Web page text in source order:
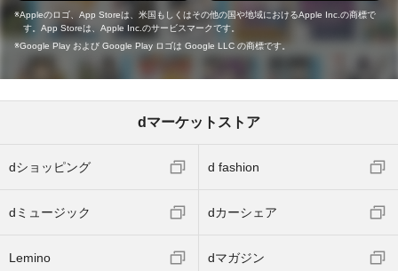
Appleのロゴ、App Storeは、米国もしくはその他の国や地域におけるApple Inc.の商標で
す。App Storeは、Apple Inc.のサービスマークです。
Google Play および Google Play ロゴは Google LLC の商標です。
dマーケットストア
dショッピング d fashion
dミュージック dカーシェア
Lemino dマガジン